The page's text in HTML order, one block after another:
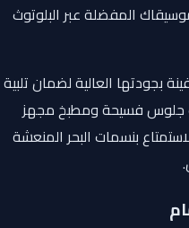
المفضلة عبر البلوتوث
بجودتها العالية لضمان تلبية
جلوس فسيحة ومطبخ مجهز
بنسمات البحر المنعشة